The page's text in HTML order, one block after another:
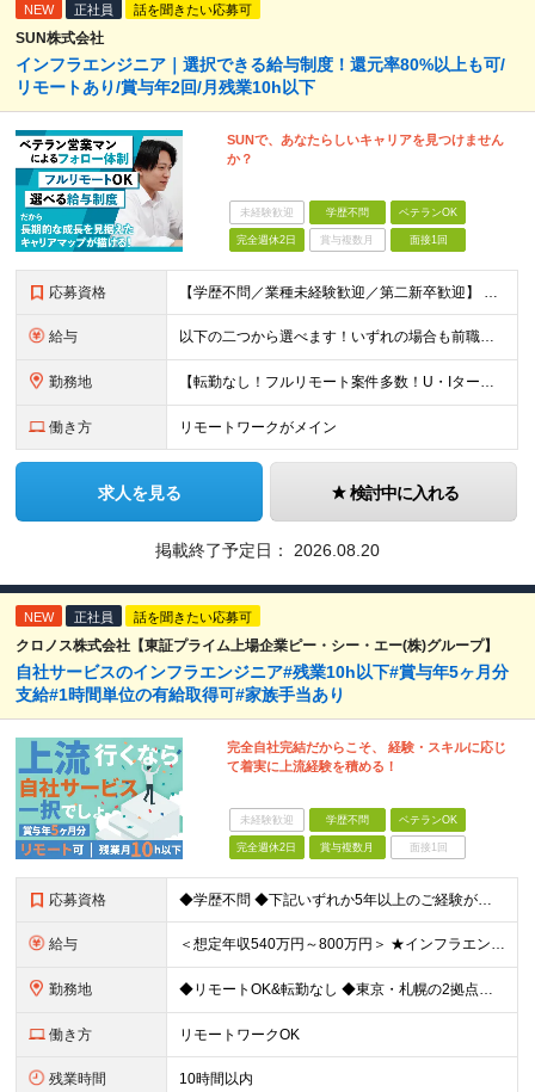
NEW 正社員 話を聞きたい応募可
SUN株式会社
インフラエンジニア｜選択できる給与制度！還元率80%以上も可/
リモートあり/賞与年2回/月残業10h以下
SUNで、あなたらしいキャリアを見つけません
か？
未経験歓迎 学歴不問 ベテランOK
完全週休2日 賞与複数月 面接1回
応募資格 【学歴不問／業種未経験歓迎／第二新卒歓迎】 ■IT・システムエンジニアの実務経験をお持ちの方※工程や使用言語、経験年数は不問 ◎転職回数は不問 ＼下記のような方にオススメ／ ・安定した収入を得たい方
給与 以下の二つから選べます！いずれの場合も前職の給与を考盛し給与シミュレーションを作成します。 【プロセス型（コツコツ給与を上げたい方向け）】 ■月給25万円～50万円 ※年齢や社歴、仕事の取り組み姿勢
勤務地 【転勤なし！フルリモート案件多数！U・Iターン歓迎】 一都三県を中心に豊富な案件を保有しております！ 東京・愛知・大阪・広島・福岡・新潟の 各プロジェクト先または自社拠点 ※勤務地は希望を考慮します
働き方 リモートワークがメイン
求人を見る 検討中に入れる
掲載終了予定日： 2026.08.20
NEW 正社員 話を聞きたい応募可
クロノス株式会社【東証プライム上場企業ピー・シー・エー(株)グループ】
自社サービスのインフラエンジニア#残業10h以下#賞与年5ヶ月分
支給#1時間単位の有給取得可#家族手当あり
完全自社完結だからこそ、 経験・スキルに応じ
て着実に上流経験を積める！
未経験歓迎 学歴不問 ベテランOK
完全週休2日 賞与複数月 面接1回
応募資格 ◆学歴不問 ◆下記いずれか5年以上のご経験がある方 AWS、インフラ設計、インフラ構築 ＼こんな方も大歓迎／ ・自動化や標準化を推進することが好きな方 ・インフラアーキテクトやSREを目指したい方
給与 ＜想定年収540万円～800万円＞ ★インフラエンジニアの場合は想定年収【540万～800万円】ほどとなります。 【東京都】 ◆月給：33.4万円～＋賞与年2回（賞与支給実績5ヶ月分）＋残業代全額支
勤務地 ◆リモートOK&転勤なし ◆東京・札幌の2拠点で募集中 【東京本社】 東京都千代田区神田練塀町300 住友不動産秋葉原駅前ビル17F 【札幌開発センター】 北海道札幌市北区北7条西4-5-1 伊藤
働き方 リモートワークOK
残業時間 10時間以内